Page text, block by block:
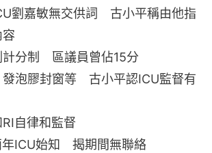
劉嘉敏無交供詞 古小平稱由他指
計分制 區議員曾佔15分
發泡膠封窗等 古小平認ICU監督有
RI自律和監督
年ICU始知 揭期間無聯絡